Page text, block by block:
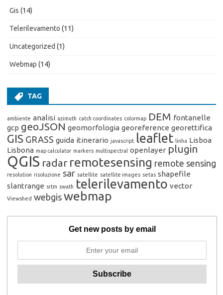
Gis (14)
Telerilevamento (11)
Uncategorized (1)
Webmap (14)
TAG
ambiente analisi azimuth catch coordinates colormap DEM fontanelle
gcp geoJSON geomorfologia georeference georettifica
GIS GRASS guida itinerario javascript leaflet linha Lisboa
Lisbona map calculator markers multispectral openlayer plugin
QGIS radar remotesensing remote sensing
resolution risoluzione sar satellite satellite images setas shapefile
slantrange srtm swath telerilevamento vector
Viewshed webgis webmap
Get new posts by email